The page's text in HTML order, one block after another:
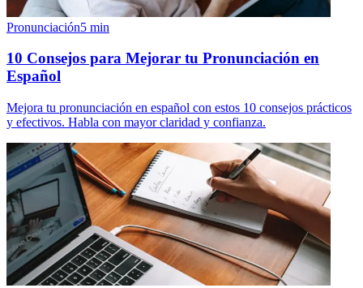
Pronunciación5 min
10 Consejos para Mejorar tu Pronunciación en
Español
Mejora tu pronunciación en español con estos 10 consejos prácticos
y efectivos. Habla con mayor claridad y confianza.